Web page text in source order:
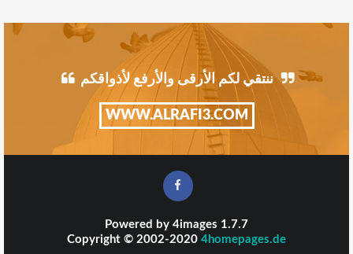
ننتقي لكم الأرقى والأرفع لأذواقكم
WWW.ALRAFI3.COM
Powered by 4images 1.7.7
Copyright © 2002-2020 4homepages.de